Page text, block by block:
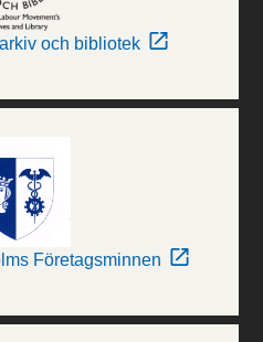
och bibliotek
Företagsminnen